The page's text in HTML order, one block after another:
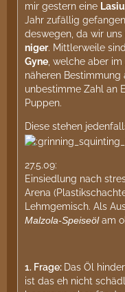
mir gestern eine
Jahr zufällig
deswegen, da wir
niger. Mittlerweile
Gyne, welche aber im
näheren Bestimmung
unbestimme Zahl an
Puppen.
Diese stehen
27.5.09:
Einsiedlung nach
Arena
Lehmgemisch. Als
Malzola-Speiseölam
1. Frage: Das Öl
ist das eh nicht